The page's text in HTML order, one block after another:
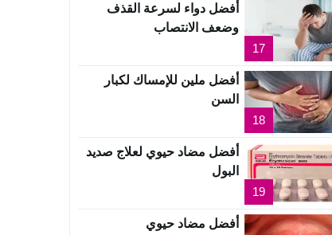
17
أفضل دواء لسرعة القذف
وضعف الانتصاب
18
أفضل ملين للإمساك لكبار
السن
19
أفضل مضاد حيوي لعلاج صديد
البول
أفضل مضاد حيوي